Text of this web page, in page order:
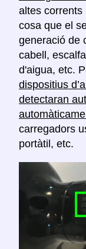
altes corrents
cosa que el
generació de
cabell,
d'aigua, etc.
dispositius
detectaran
carregadors
portàtil, etc.